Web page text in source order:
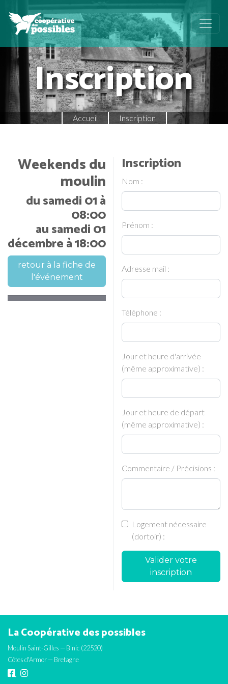
Inscription
Accueil Inscription
Weekends du
moulin
du samedi 01 à
08:00
au samedi 01
décembre à 18:00
retour à la fiche de
l'événement
Inscription
Nom :
Prénom :
Adresse mail :
Téléphone :
Jour et heure d'arrivée
(même approximative) :
Jour et heure de départ
(même approximative) :
Commentaire / Précisions :
Logement nécessaire
(dortoir) :
Valider votre
inscription
La Coopérative des possibles
Moulin Saint-Gilles — Binic (22520)
Côtes d'Armor — Bretagne